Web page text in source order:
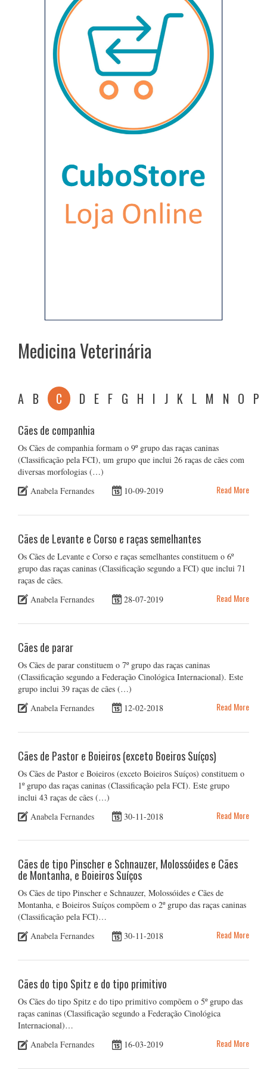
Medicina Veterinária
A B C D E F G H I J K L M N O P
Cães de companhia
Os Cães de companhia formam o 9º grupo das raças caninas
(Classificação pela FCI), um grupo que inclui 26 raças de cães com
diversas morfologias (…)
Anabela Fernandes
10-09-2019 Read More
Cães de Levante e Corso e raças semelhantes
Os Cães de Levante e Corso e raças semelhantes constituem o 6º
grupo das raças caninas (Classificação segundo a FCI) que inclui 71
raças de cães.
Anabela Fernandes
28-07-2019 Read More
Cães de parar
Os Cães de parar constituem o 7º grupo das raças caninas
(Classificação segundo a Federação Cinológica Internacional). Este
grupo inclui 39 raças de cães (…)
Anabela Fernandes
12-02-2018 Read More
Cães de Pastor e Boieiros (exceto Boeiros Suíços)
Os Cães de Pastor e Boieiros (exceto Boieiros Suíços) constituem o
1º grupo das raças caninas (Classificação pela FCI). Este grupo
inclui 43 raças de cães (…)
Anabela Fernandes
30-11-2018 Read More
Cães de tipo Pinscher e Schnauzer, Molossóides e Cães
de Montanha, e Boieiros Suíços
Os Cães de tipo Pinscher e Schnauzer, Molossóides e Cães de
Montanha, e Boieiros Suíços compõem o 2º grupo das raças caninas
(Classificação pela FCI)…
Anabela Fernandes
30-11-2018 Read More
Cães do tipo Spitz e do tipo primitivo
Os Cães do tipo Spitz e do tipo primitivo compõem o 5º grupo das
raças caninas (Classificação segundo a Federação Cinológica
Internacional)…
Anabela Fernandes
16-03-2019 Read More